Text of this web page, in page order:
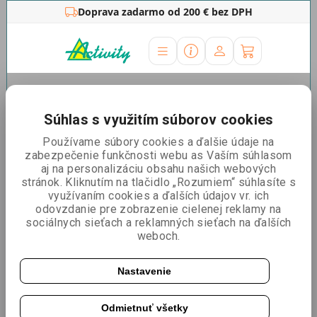
Doprava zadarmo od 200 € bez DPH
Respirátory
Veľké skladové zásoby a najnižšie ceny
Máme skladom viac ako 50.000 ks respirátorov KN95 a
FFP2 k doručenie k Vám do 24 hodín. Ponúkame najnižšie
ceny pri veľkoodberu. Našli ste lacnejšie, alebo máte
záujem o pravidelný odber? Kontaktujte nás.
Atesty a certifikáty FFP2
Naše respirátory KN95 majú atest podľa EN149:2001 -
FFP2 (NR). Premium respirátory FFP2 majú certifikát
EN149:2001 + A1:2009. Bakteriálna filtrácie> 95%
Súhlas s využitím súborov cookies
Používame súbory cookies a ďalšie údaje na
zabezpečenie funkčnosti webu as Vaším súhlasom
aj na personalizáciu obsahu našich webových
stránok. Kliknutím na tlačidlo „Rozumiem“ súhlasíte s
využívaním cookies a ďalších údajov vr. ich
odovzdanie pre zobrazenie cielenej reklamy na
sociálnych sieťach a reklamných sieťach na ďalších
weboch.
Nastavenie
Odmietnuť všetky